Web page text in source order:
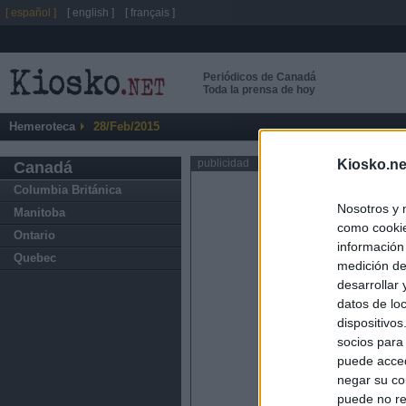
Nosotros y
como
medición
desarrollar
datos de
socios
puede
negar su
puede no
Periódicos de Canadá
Toda la prensa de hoy
Hemeroteca 28/Feb/2015
Canadá
Columbia Británica
Manitoba
Ontario
Quebec
publicidad
[ español ] [ english ] [ français ]